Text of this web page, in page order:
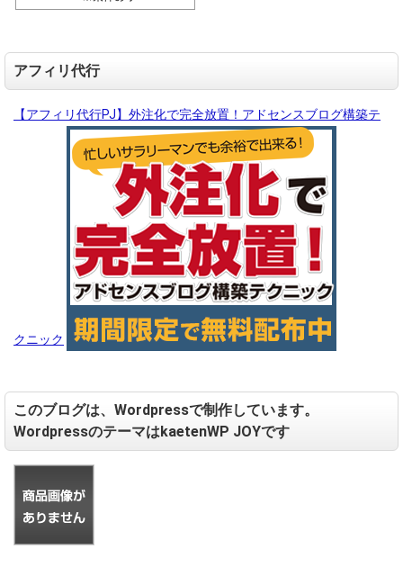
アフィリ代行
【アフィリ代行PJ】外注化で完全放置！アドセンスブログ構築テ
クニック
このブログは、Wordpressで制作しています。
WordpressのテーマはkaetenWP JOYです